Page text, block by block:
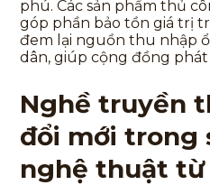
phú. Các sản phẩm thủ
góp phần bảo tồn giá trị
đem lại nguồn thu nhập
dân, giúp cộng đồng
Nghề truyền
đổi mới trong
nghệ thuật